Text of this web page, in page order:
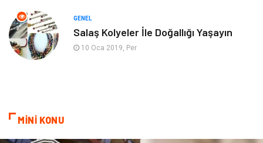
Mobilya
Astroloji
GENEL
Salaş Kolyeler İle Doğallığı Yaşayın
10 Oca 2019, Per
MİNİ KONU